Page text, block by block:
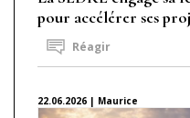
pour accélérer ses
Réagir
22.06.2026 | Maurice